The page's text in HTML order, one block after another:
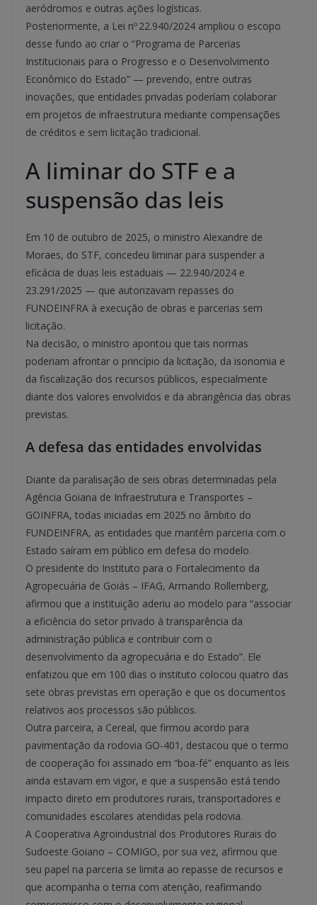
aeródromos e outras ações logísticas.
Posteriormente, a Lei nº 22.940/2024 ampliou o escopo
desse fundo ao criar o “Programa de Parcerias
Institucionais para o Progresso e o Desenvolvimento
Econômico do Estado” — prevendo, entre outras
inovações, que entidades privadas poderíam colaborar
em projetos de infraestrutura mediante compensações
de créditos e sem licitação tradicional.
A liminar do STF e a
suspensão das leis
Em 10 de outubro de 2025, o ministro Alexandre de
Moraes, do STF, concedeu liminar para suspender a
eficácia de duas leis estaduais — 22.940/2024 e
23.291/2025 — que autorizavam repasses do
FUNDEINFRA à execução de obras e parcerias sem
licitação.
Na decisão, o ministro apontou que tais normas
poderiam afrontar o princípio da licitação, da isonomia e
da fiscalização dos recursos públicos, especialmente
diante dos valores envolvidos e da abrangência das obras
previstas.
A defesa das entidades envolvidas
Diante da paralisação de seis obras determinadas pela
Agência Goiana de Infraestrutura e Transportes –
GOINFRA, todas iniciadas em 2025 no âmbito do
FUNDEINFRA, as entidades que mantêm parceria com o
Estado saíram em público em defesa do modelo.
O presidente do Instituto para o Fortalecimento da
Agropecuária de Goiás – IFAG, Armando Rollemberg,
afirmou que a instituição aderiu ao modelo para “associar
a eficiência do setor privado à transparência da
administração pública e contribuir com o
desenvolvimento da agropecuária e do Estado”. Ele
enfatizou que em 100 dias o instituto colocou quatro das
sete obras previstas em operação e que os documentos
relativos aos processos são públicos.
Outra parceira, a Cereal, que firmou acordo para
pavimentação da rodovia GO-401, destacou que o termo
de cooperação foi assinado em “boa-fé” enquanto as leis
ainda estavam em vigor, e que a suspensão está tendo
impacto direto em produtores rurais, transportadores e
comunidades escolares atendidas pela rodovia.
A Cooperativa Agroindustrial dos Produtores Rurais do
Sudoeste Goiano – COMIGO, por sua vez, afirmou que
seu papel na parceria se limita ao repasse de recursos e
que acompanha o tema com atenção, reafirmando